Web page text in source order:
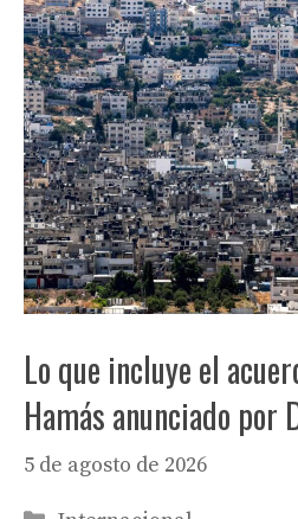
Lo que incluye el
Hamás anunciado por
5 de agosto de 2026